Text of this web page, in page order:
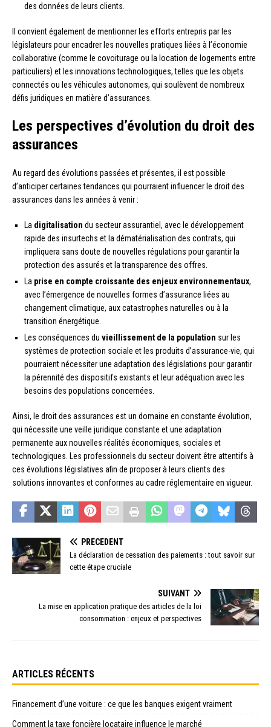
des données de leurs clients.
Il convient également de mentionner les efforts entrepris par les
législateurs pour encadrer les nouvelles pratiques liées à l’économie
collaborative (comme le covoiturage ou la location de logements entre
particuliers) et les innovations technologiques, telles que les objets
connectés ou les véhicules autonomes, qui soulèvent de nombreux
défis juridiques en matière d’assurances.
Les perspectives d’évolution du droit des
assurances
Au regard des évolutions passées et présentes, il est possible
d’anticiper certaines tendances qui pourraient influencer le droit des
assurances dans les années à venir :
La digitalisation du secteur assurantiel, avec le développement
rapide des insurtechs et la dématérialisation des contrats, qui
impliquera sans doute de nouvelles régulations pour garantir la
protection des assurés et la transparence des offres.
La prise en compte croissante des enjeux environnementaux,
avec l’émergence de nouvelles formes d’assurance liées au
changement climatique, aux catastrophes naturelles ou à la
transition énergétique.
Les conséquences du vieillissement de la population sur les
systèmes de protection sociale et les produits d’assurance-vie, qui
pourraient nécessiter une adaptation des législations pour garantir
la pérennité des dispositifs existants et leur adéquation avec les
besoins des populations concernées.
Ainsi, le droit des assurances est un domaine en constante évolution,
qui nécessite une veille juridique constante et une adaptation
permanente aux nouvelles réalités économiques, sociales et
technologiques. Les professionnels du secteur doivent être attentifs à
ces évolutions législatives afin de proposer à leurs clients des
solutions innovantes et conformes au cadre réglementaire en vigueur.
PRÉCÉDENT
La déclaration de cessation des paiements : tout savoir sur
cette étape cruciale
SUIVANT
La mise en application pratique des articles de la loi
consommation : enjeux et perspectives
ARTICLES RÉCENTS
Financement d’une voiture : ce que les banques exigent vraiment
Comment la taxe foncière locataire influence le marché